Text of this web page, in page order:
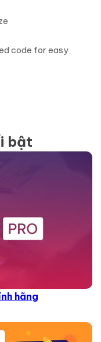
code for easy
bật
hãng